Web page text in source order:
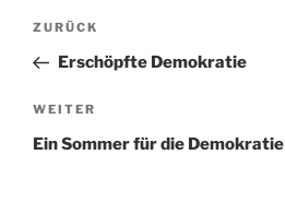
Beitragsnavigation
Vorheriger
Beitrag
ZURÜCK
Erschöpfte Demokratie
Nächster
Beitrag
WEITER
Ein Sommer für die Demokratie